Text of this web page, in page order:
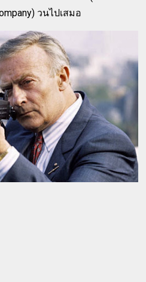
วนไปเสมอ